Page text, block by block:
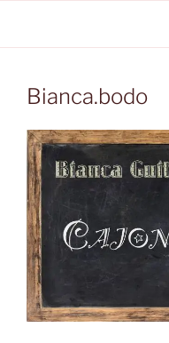
contenu
Bianca.bodo